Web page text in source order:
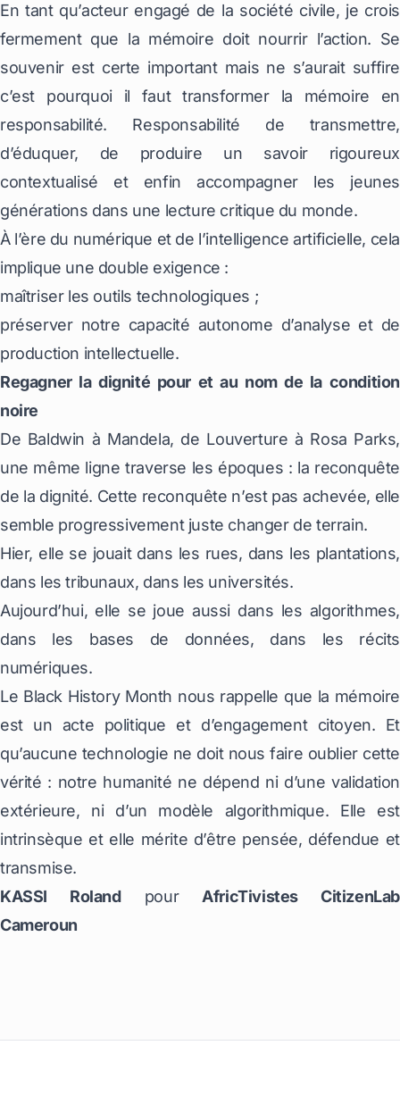
En tant qu’acteur engagé de la société civile, je crois
fermement que la mémoire doit nourrir l’action. Se
souvenir est certe important mais ne s’aurait suffire
c’est pourquoi il faut transformer la mémoire en
responsabilité. Responsabilité de transmettre,
d’éduquer, de produire un savoir rigoureux
contextualisé et enfin accompagner les jeunes
générations dans une lecture critique du monde.
À l’ère du numérique et de l’intelligence artificielle, cela
implique une double exigence :
maîtriser les outils technologiques ;
préserver notre capacité autonome d’analyse et de
production intellectuelle.
Regagner la dignité pour et au nom de la condition
noire
De Baldwin à Mandela, de Louverture à Rosa Parks,
une même ligne traverse les époques : la reconquête
de la dignité. Cette reconquête n’est pas achevée, elle
semble progressivement juste changer de terrain.
Hier, elle se jouait dans les rues, dans les plantations,
dans les tribunaux, dans les universités.
Aujourd’hui, elle se joue aussi dans les algorithmes,
dans les bases de données, dans les récits
numériques.
Le Black History Month nous rappelle que la mémoire
est un acte politique et d’engagement citoyen. Et
qu’aucune technologie ne doit nous faire oublier cette
vérité : notre humanité ne dépend ni d’une validation
extérieure, ni d’un modèle algorithmique. Elle est
intrinsèque et elle mérite d’être pensée, défendue et
transmise.
KASSI RolandpourAfricTivistes CitizenLab
Cameroun